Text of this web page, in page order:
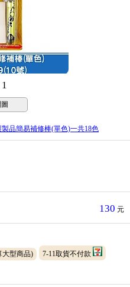
製品簡易補修棒(單色)一共18色
130 元
大型商品) 7-11取貨不付款